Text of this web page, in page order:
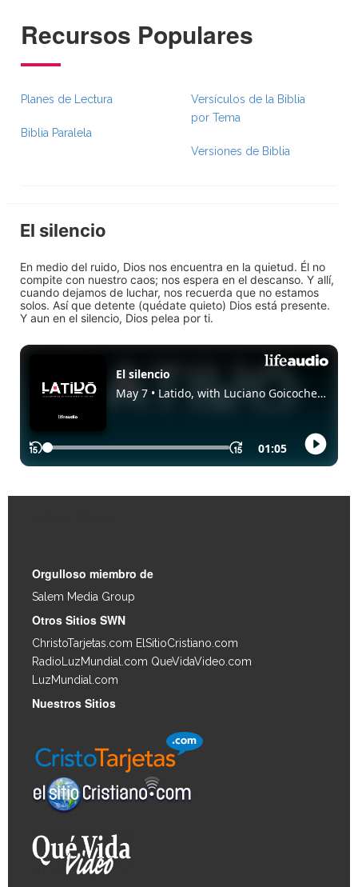
Recursos Populares
Planes de Lectura
Biblia Paralela
Versículos de la Biblia
por Tema
Versiones de Biblia
El silencio
En medio del ruido, Dios nos encuentra en la quietud. Él no
compite con nuestro caos; nos espera en el descanso. Y allí,
cuando dejamos de luchar, nos recuerda que no estamos
solos. Así que detente (quédate quieto) Dios está presente.
Y aun en el silencio, Dios pelea por ti.
Orgulloso miembro de
Salem Media Group
Otros Sitios SWN
ChristoTarjetas.com ElSitioCristiano.com
RadioLuzMundial.com QueVidaVideo.com
LuzMundial.com
Nuestros Sitios